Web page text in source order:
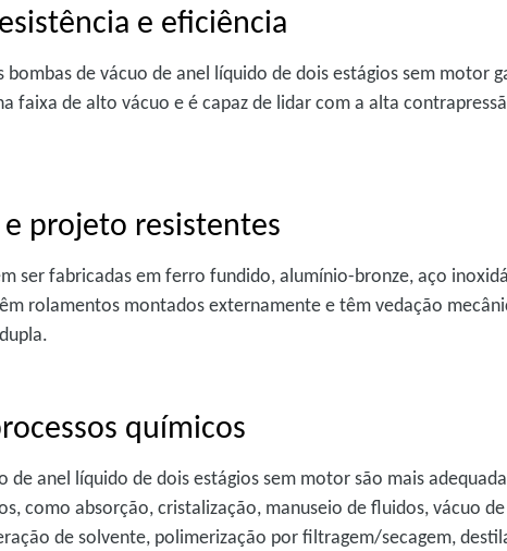
e eficiência
bombas de vácuo de anel líquido de dois estágios sem motor
faixa de alto vácuo e é capaz de lidar com a alta
projeto resistentes
ser fabricadas em ferro fundido, alumínio-bronze, aço
rolamentos montados externamente e têm vedação
químicos
de anel líquido de dois estágios sem motor são mais
como absorção, cristalização, manuseio de fluidos, vácuo
de solvente, polimerização por filtragem/secagem,